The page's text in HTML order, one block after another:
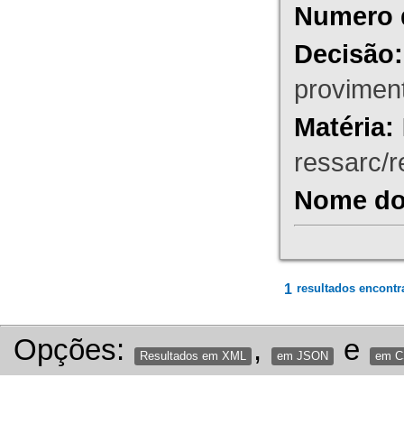
Numero
Decisão:
Matéria:
ressarc/
Nome
1 resultados
Opções: Resultados em XML , em JSON e em